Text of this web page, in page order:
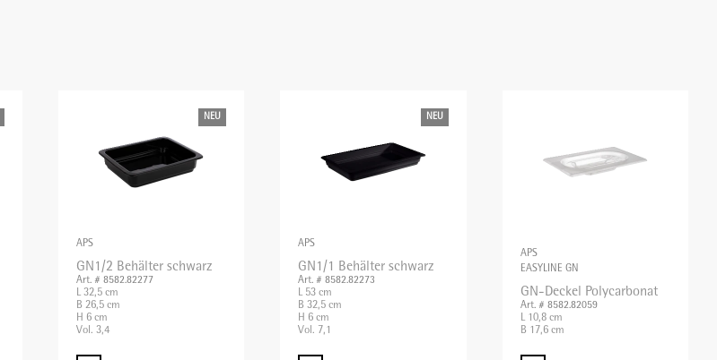
NEU
APS
GN1/2 Behälter schwarz
Art. # 8582.82277
L 32,5 cm
B 26,5 cm
H 6 cm
Vol. 3,4
NEU
APS
GN1/1 Behälter schwarz
Art. # 8582.82273
L 53 cm
B 32,5 cm
H 6 cm
Vol. 7,1
APS
EASYLINE GN
GN-Deckel Polycarbonat
Art. # 8582.82059
L 10,8 cm
B 17,6 cm